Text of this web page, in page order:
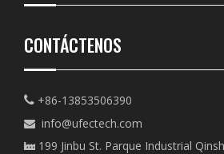
CONTÁCTENOS
 +86-13853506390
 info@ufectech.com
 199 Jinbu St. Parque Industrial